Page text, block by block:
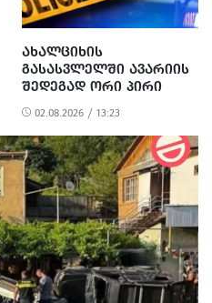
ᲐᲮᲐᲚᲪᲘᲮᲘᲡ
ᲒᲐᲡᲐᲡᲕᲚᲔᲚᲨᲘ ᲐᲕᲐᲠᲘᲘᲡ
ᲨᲔᲓᲔᲒᲐᲓ ᲝᲠᲘ ᲞᲘᲠᲘ
ᲓᲐᲨᲐᲕᲓᲐ
02.08.2026 / 13:23